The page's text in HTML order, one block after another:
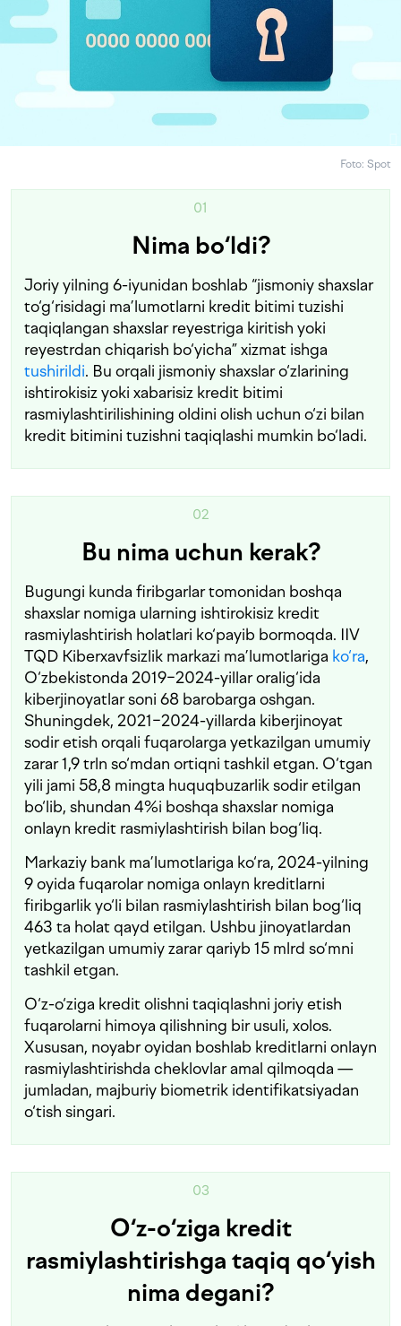
Foto: Spot
01
Nima bo‘ldi?
Joriy yilning 6-iyunidan boshlab “jismoniy shaxslar
to‘g‘risidagi ma’lumotlarni kredit bitimi tuzishi
taqiqlangan shaxslar reyestriga kiritish yoki
reyestrdan chiqarish bo‘yicha” xizmat ishga
tushirildi. Bu orqali jismoniy shaxslar o‘zlarining
ishtirokisiz yoki xabarisiz kredit bitimi
rasmiylashtirilishining oldini olish uchun o‘zi bilan
kredit bitimini tuzishni taqiqlashi mumkin bo‘ladi.
02
Bu nima uchun kerak?
Bugungi kunda firibgarlar tomonidan boshqa
shaxslar nomiga ularning ishtirokisiz kredit
rasmiylashtirish holatlari ko‘payib bormoqda. IIV
TQD Kiberxavfsizlik markazi ma’lumotlariga ko‘ra,
O‘zbekistonda 2019−2024-yillar oralig‘ida
kiberjinoyatlar soni 68 barobarga oshgan.
Shuningdek, 2021−2024-yillarda kiberjinoyat
sodir etish orqali fuqarolarga yetkazilgan umumiy
zarar 1,9 trln so‘mdan ortiqni tashkil etgan. O‘tgan
yili jami 58,8 mingta huquqbuzarlik sodir etilgan
bo‘lib, shundan 4%i boshqa shaxslar nomiga
onlayn kredit rasmiylashtirish bilan bog‘liq.
Markaziy bank ma’lumotlariga ko‘ra, 2024-yilning
9 oyida fuqarolar nomiga onlayn kreditlarni
firibgarlik yo‘li bilan rasmiylashtirish bilan bog‘liq
463 ta holat qayd etilgan. Ushbu jinoyatlardan
yetkazilgan umumiy zarar qariyb 15 mlrd so‘mni
tashkil etgan.
O‘z-o‘ziga kredit olishni taqiqlashni joriy etish
fuqarolarni himoya qilishning bir usuli, xolos.
Xususan, noyabr oyidan boshlab kreditlarni onlayn
rasmiylashtirishda cheklovlar amal qilmoqda —
jumladan, majburiy biometrik identifikatsiyadan
o‘tish singari.
03
O‘z-o‘ziga kredit
rasmiylashtirishga taqiq qo‘yish
nima degani?